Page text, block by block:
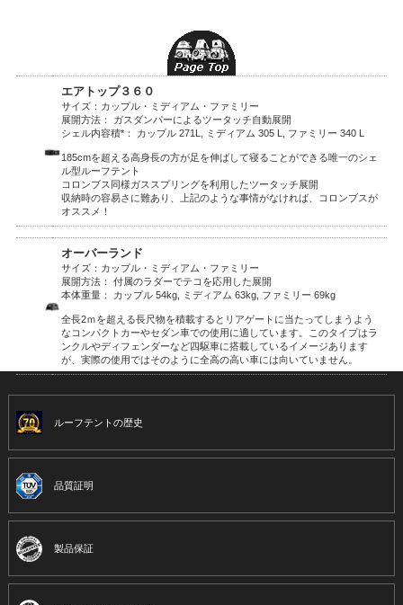
エアトップ３６０
サイズ：カップル・ミディアム・ファミリー
展開方法： ガスダンパーによるツータッチ自動展開
シェル内容積*： カップル 271L, ミディアム 305 L, ファミリー 340 L
185cmを超える高身長の方が足を伸ばして寝ることができる唯一のシェ
ル型ルーフテント
コロンブス同様ガススプリングを利用したツータッチ展開
収納時の容易さに難あり、上記のような事情がなければ、コロンブスが
オススメ！
オーバーランド
サイズ：カップル・ミディアム・ファミリー
展開方法： 付属のラダーでテコを応用した展開
本体重量： カップル 54kg, ミディアム 63kg, ファミリー 69kg
全長2ｍを超える長尺物を積載するとリアゲートに当たってしまうよう
なコンパクトカーやセダン車での使用に適しています。このタイプはラ
ンクルやディフェンダーなど四駆車に搭載しているイメージあります
が、実際の使用ではそのように全高の高い車には向いていません。
ルーフテントの歴史
品質証明
製品保証